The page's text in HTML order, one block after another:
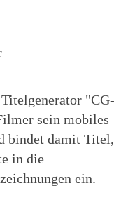
"CG-
sein mobiles
bindet damit Titel,
in die
ein.